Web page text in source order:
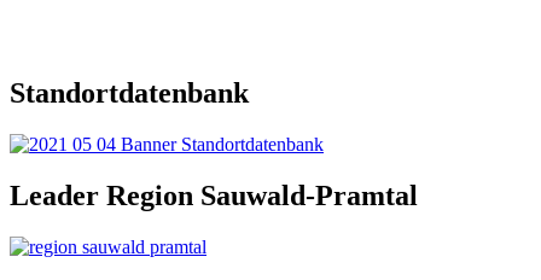
Standortdatenbank
Leader Region Sauwald-Pramtal